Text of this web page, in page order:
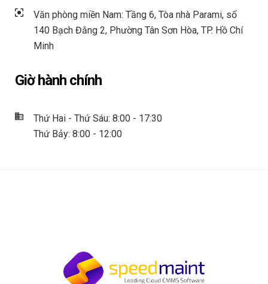
Văn phòng miền Nam: Tầng 6, Tòa nhà Parami, số
140 Bạch Đằng 2, Phường Tân Sơn Hòa, TP. Hồ Chí
Minh
Giờ hành chính
Thứ Hai - Thứ Sáu: 8:00 - 17:30
Thứ Bảy: 8:00 - 12:00